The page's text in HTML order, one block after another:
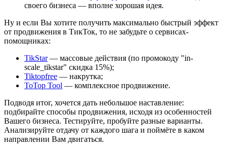
своего бизнеса — вполне хорошая идея.
Ну и если Вы хотите получить максимально быстрый эффект
от продвижения в ТикТок, то не забудьте о сервисах-
помощниках:
TikStar— массовые действия (по промокоду "in-
scale_tikstar" скидка 15%);
Tiktopfree — накрутка;
ToTop Tool — комплексное продвижение.
Подводя итог, хочется дать небольшое наставление:
подбирайте способы продвижения, исходя из особенностей
Вашего бизнеса. Тестируйте, пробуйте разные варианты.
Анализируйте отдачу от каждого шага и поймёте в каком
направлении Вам двигаться.